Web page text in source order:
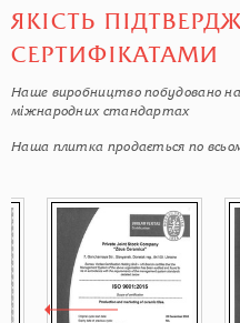
ЯКІСТЬ
СЕРТИФІКАТАМИ
Наше виробництво побудовано
міжнародних стандартах
Наша плитка продається по